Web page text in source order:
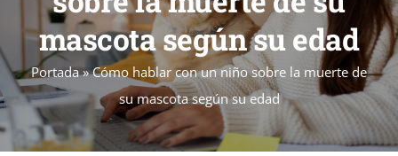
URNAS Y RECUERDOS
BLOG
mascota según su edad
Portada»Cómo hablar con un niño sobre la muerte de
su mascota según su edad